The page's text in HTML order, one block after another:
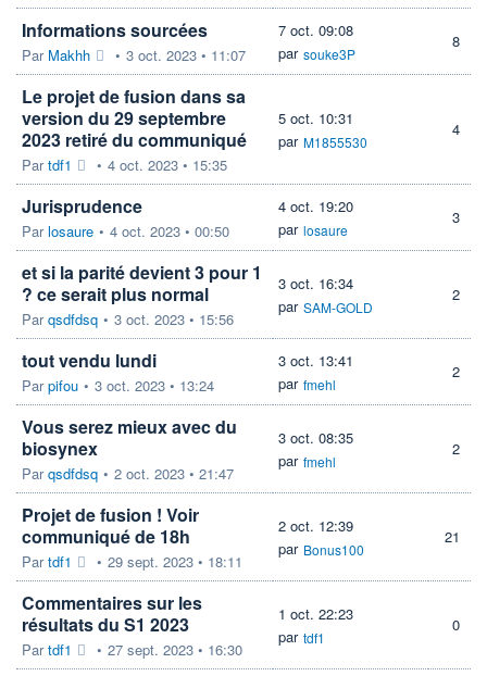
Informations sourcées
Par Makhh • 3 oct. 2023 • 11:07
7 oct. 09:08
par souke3P
8
Le projet de fusion dans sa
version du 29 septembre
2023 retiré du communiqué
Partdf1 • 4 oct. 2023 • 15:35
5 oct. 10:31
par M1855530
4
Jurisprudence
Parlosaure • 4 oct. 2023 • 00:50
4 oct. 19:20
par losaure
3
et si la parité devient 3 pour 1
? ce serait plus normal
Parqsdfdsq • 3 oct. 2023 • 15:56
3 oct. 16:34
par SAM-GOLD
2
tout vendu lundi
Parpifou • 3 oct. 2023 • 13:24
3 oct. 13:41
par fmehl
2
Vous serez mieux avec du
biosynex
Parqsdfdsq • 2 oct. 2023 • 21:47
3 oct. 08:35
par fmehl
2
Projet de fusion ! Voir
communiqué de 18h
Partdf1 • 29 sept. 2023 • 18:11
2 oct. 12:39
par Bonus100
21
Commentaires sur les
résultats du S1 2023
Partdf1 • 27 sept. 2023 • 16:30
1 oct. 22:23
par tdf1
0